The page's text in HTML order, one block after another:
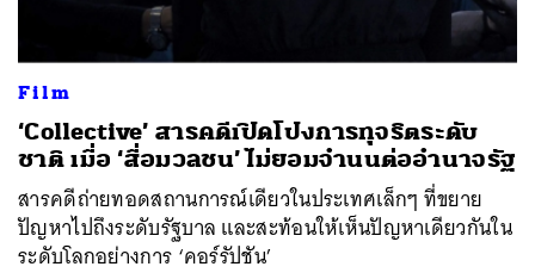
Film
‘Collective’ สารคดีเปิดโปงการทุจริตระดับ
ชาติ เมื่อ ‘สื่อมวลชน’ ไม่ยอมจำนนต่ออำนาจรัฐ
สารคดีถ่ายทอดสถานการณ์เดียวในประเทศเล็กๆ ที่ขยาย
ปัญหาไปถึงระดับรัฐบาล และสะท้อนให้เห็นปัญหาเดียวกันใน
ระดับโลกอย่างการ ‘คอร์รัปชัน’